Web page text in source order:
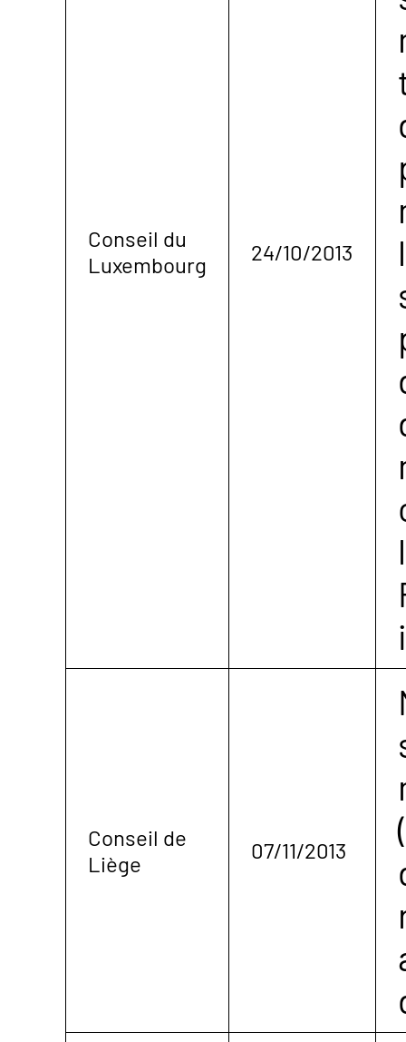
Conseil du
Luxembourg
24/10/2013
Conseil de
Liège
07/11/2013